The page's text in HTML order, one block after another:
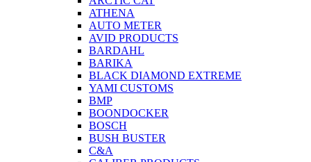
ATHENA
AUTO METER
AVID PRODUCTS
BARDAHL
BARIKA
BLACK DIAMOND EXTREME
YAMI CUSTOMS
BMP
BOONDOCKER
BOSCH
BUSH BUSTER
C&A